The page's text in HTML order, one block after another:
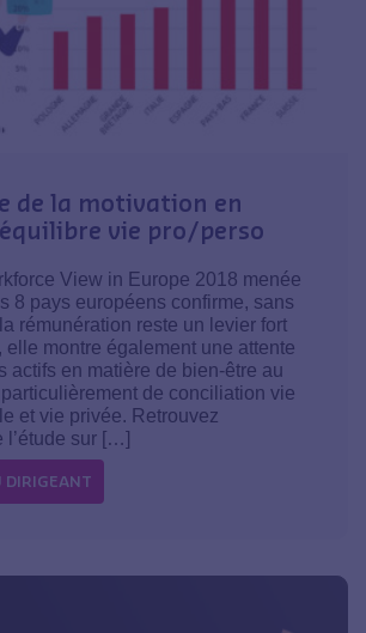
de la motivation en
vie pro/perso
View in Europe 2018 menée
8 pays européens confirme, sans
rémunération reste un levier fort
elle montre également une attente
actifs en matière de bien-être au
de conciliation vie
et vie privée. Retrouvez
l’étude sur […]
DIRIGEANT